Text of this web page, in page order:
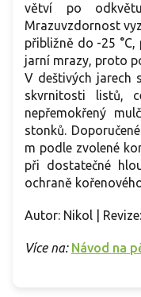
větví po
Mrazuvzdornost
přibližně do -25
jarní mrazy, proto
V deštivých jarech
skvrnitosti listů,
nepřemokřený
stonků.
m podle zvolené
při dostatečné
ochraně
Autor: Nikol |
Více na: Návod na